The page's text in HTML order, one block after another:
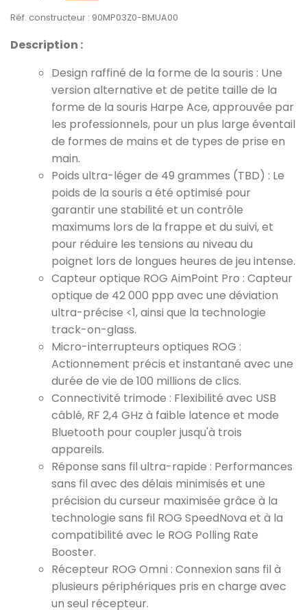
Réf. constructeur : 90MP03Z0-BMUA00
Description :
Design raffiné de la forme de la souris : Une
version alternative et de petite taille de la
forme de la souris Harpe Ace, approuvée par
les professionnels, pour un plus large éventail
de formes de mains et de types de prise en
main.
Poids ultra-léger de 49 grammes (TBD) : Le
poids de la souris a été optimisé pour
garantir une stabilité et un contrôle
maximums lors de la frappe et du suivi, et
pour réduire les tensions au niveau du
poignet lors de longues heures de jeu intense.
Capteur optique ROG AimPoint Pro : Capteur
optique de 42 000 ppp avec une déviation
ultra-précise <1, ainsi que la technologie
track-on-glass.
Micro-interrupteurs optiques ROG :
Actionnement précis et instantané avec une
durée de vie de 100 millions de clics.
Connectivité trimode : Flexibilité avec USB
câblé, RF 2,4 GHz à faible latence et mode
Bluetooth pour coupler jusqu'à trois
appareils.
Réponse sans fil ultra-rapide : Performances
sans fil avec des délais minimisés et une
précision du curseur maximisée grâce à la
technologie sans fil ROG SpeedNova et à la
compatibilité avec le ROG Polling Rate
Booster.
Récepteur ROG Omni : Connexion sans fil à
plusieurs périphériques pris en charge avec
un seul récepteur.